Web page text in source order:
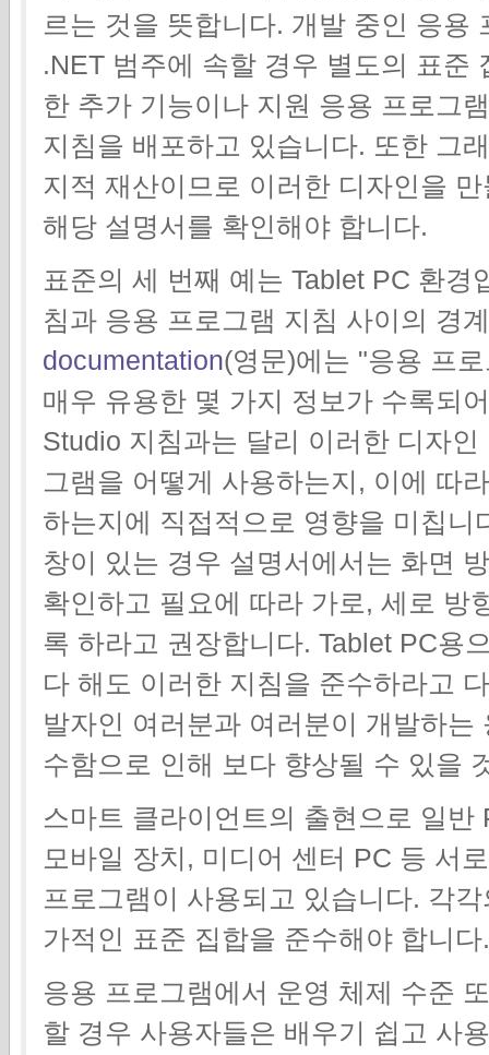
르는 것을 뜻합니다. 개발 중인 응
.NET 범주에 속할 경우 별도의 표준
한 추가 기능이나 지원 응용 프로그
지침을 배포하고 있습니다. 또한 그
지적 재산이므로 이러한 디자인을
해당 설명서를 확인해야 합니다.
표준의 세 번째 예는 Tablet PC 환
침과 응용 프로그램 지침 사이의 경
documentation(영문)에는 "응용 프
매우 유용한 몇 가지 정보가 수록되
Studio 지침과는 달리 이러한 디자
그램을 어떻게 사용하는지, 이에 따
하는지에 직접적으로 영향을 미칩
창이 있는 경우 설명서에서는 화면
확인하고 필요에 따라 가로, 세로 방
록 하라고 권장합니다. Tablet PC용
다 해도 이러한 지침을 준수하라고
발자인 여러분과 여러분이 개발하
수함으로 인해 보다 향상될 수 있을
스마트 클라이언트의 출현으로 일
모바일 장치, 미디어 센터 PC 등 서
프로그램이 사용되고 있습니다. 각
가적인 표준 집합을 준수해야 합니다.
응용 프로그램에서 운영 체제 수준
할 경우 사용자들은 배우기 쉽고 사